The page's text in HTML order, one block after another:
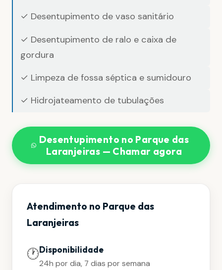
✓ Desentupimento de vaso sanitário
✓ Desentupimento de ralo e caixa de
gordura
✓ Limpeza de fossa séptica e sumidouro
✓ Hidrojateamento de tubulações
Desentupimento no Parque das
Laranjeiras — Chamar agora
Atendimento no Parque das
Laranjeiras
🕐Disponibilidade
24h por dia, 7 dias por semana